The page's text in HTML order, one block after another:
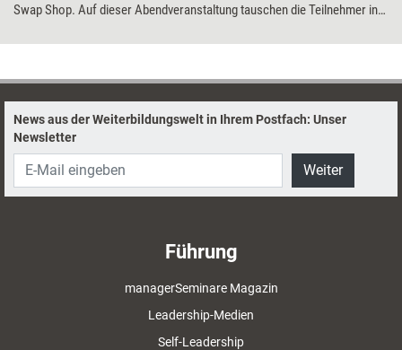
Swap Shop. Auf dieser Abendveranstaltung tauschen die Teilnehmer in
neue Interaktionsformat getestet – und gleich ein paar Tools
News aus der Weiterbildungswelt in Ihrem Postfach: Unser
Newsletter
Weiter
Führung
managerSeminare Magazin
Leadership-Medien
Self-Leadership